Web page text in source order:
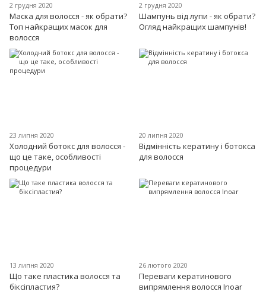
2 грудня 2020
Маска для волосся - як обрати?
Топ найкращих масок для
волосся
2 грудня 2020
Шампунь від лупи - як обрати?
Огляд найкращих шампунів!
23 липня 2020
Холодний ботокс для волосся -
що це таке, особливості
процедури
20 липня 2020
Відмінність кератину і ботокса
для волосся
13 липня 2020
Що таке пластика волосся та
біксіпластия?
26 лютого 2020
Переваги кератинового
випрямлення волосся Inoar